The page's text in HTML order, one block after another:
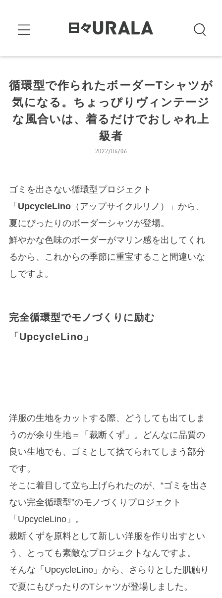
循環型で作られたボーダーTシャツが
気になる。ちょっぴりヴィンテージ
な風合いは、着るだけでおしゃれ上
級者
2022/06/06
ゴミを出さない循環型プロジェクト
「 UpcycleLino（アップサイクルリノ）」から、
夏にぴったりのボーダーシャツが登場。
鮮やかな色味のボーダーがマリン感を出してくれ
るから、これからの季節に重宝すること間違いな
しですよ。
完全循環型でモノづくりに励む
「UpcycleLino」
洋服の生地をカットする際、どうしても出てしま
うのが余り生地＝「裁断くず」。どんなに品質の
良い生地でも、ゴミとして捨てられてしまう部分
です。
そこに着目して立ち上げられたのが、“ゴミを出さ
ない完全循環型”のモノづくりプロジェクト
「UpcycleLino」。
裁断くずを原料として新しい洋服を作り出すとい
う、とっても素敵なプロジェクトなんですよ。
そんな「UpcycleLino」から、さらりとした肌触り
で夏にもぴったりのTシャツが登場しました。